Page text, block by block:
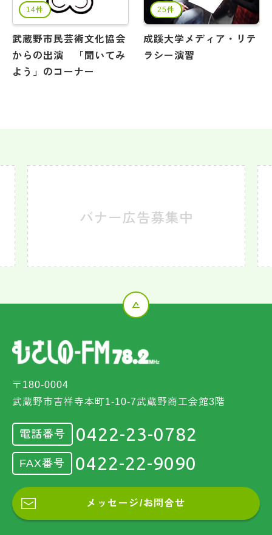
14件
武蔵野市民芸術文化協会
からの出演 「聞いてみ
よう」のコーナー
25件
成蹊大学メディア・リテ
ラシー演習
〒180-0004
武蔵野市吉祥寺本町1-10-7武蔵野商工会館3階
電話番号 0422-23-0782
FAX番号 0422-22-9090
メッセージ/お問合せ